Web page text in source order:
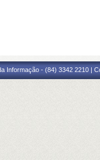
Informação - (84) 3342 2210